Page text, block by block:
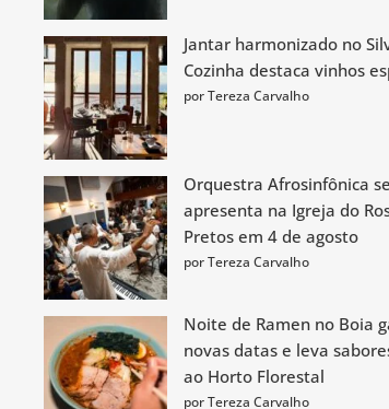
Jantar harmonizado no
Cozinha destaca vinhos
por Tereza Carvalho
Orquestra Afrosinfônica se
apresenta na Igreja do
Pretos em 4 de agosto
por Tereza Carvalho
Noite de Ramen no Boia
novas datas e leva
ao Horto Florestal
por Tereza Carvalho